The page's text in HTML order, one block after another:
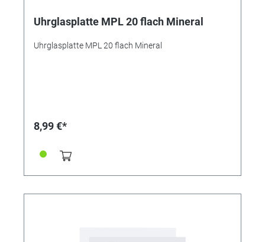
Uhrglasplatte MPL 20 flach Mineral
Uhrglasplatte MPL 20 flach Mineral
8,99 €*